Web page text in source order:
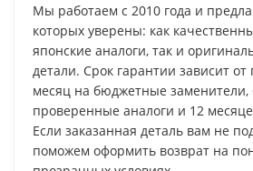
Мы работаем с 2010 года и
которых уверены: как
японские аналоги, так и
детали. Срок гарантии зависит от
месяц на бюджетные заменители,
проверенные аналоги и 12
Если заказанная деталь вам не
поможем оформить возврат на